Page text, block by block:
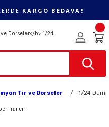
KARGO BEDAVA!
Tır ve Dorseler 1/24